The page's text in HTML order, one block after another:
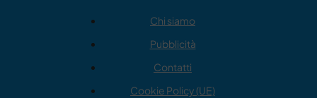
Chi siamo
Pubblicità
Contatti
Cookie Policy (UE)